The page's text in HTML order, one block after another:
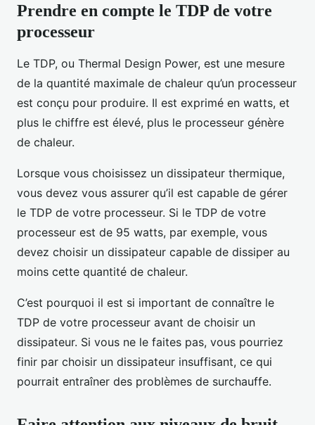
Prendre en compte le TDP de votre
processeur
Le TDP, ou Thermal Design Power, est une mesure
de la quantité maximale de chaleur qu’un processeur
est conçu pour produire. Il est exprimé en watts, et
plus le chiffre est élevé, plus le processeur génère
de chaleur.
Lorsque vous choisissez un dissipateur thermique,
vous devez vous assurer qu’il est capable de gérer
le TDP de votre processeur. Si le TDP de votre
processeur est de 95 watts, par exemple, vous
devez choisir un dissipateur capable de dissiper au
moins cette quantité de chaleur.
C’est pourquoi il est si important de connaître le
TDP de votre processeur avant de choisir un
dissipateur. Si vous ne le faites pas, vous pourriez
finir par choisir un dissipateur insuffisant, ce qui
pourrait entraîner des problèmes de surchauffe.